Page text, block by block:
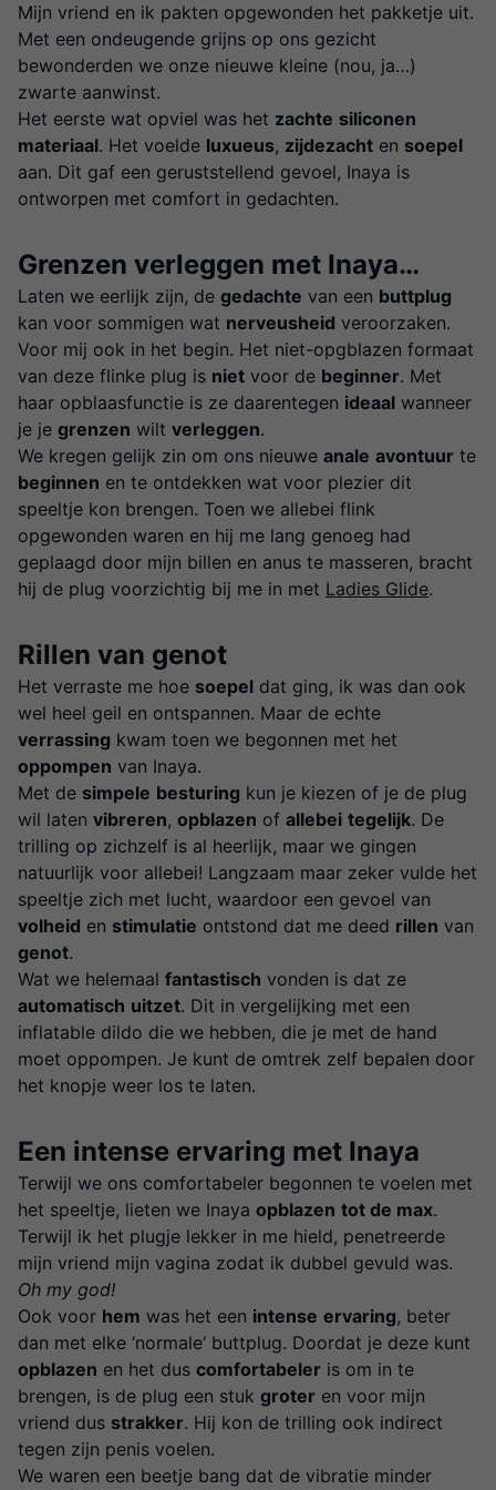
Mijn vriend en ik pakten opgewonden het pakketje uit.
Met een ondeugende grijns op ons gezicht
bewonderden we onze nieuwe kleine (nou, ja…)
zwarte aanwinst.
Het eerste wat opviel was het zachte siliconen
materiaal. Het voelde luxueus, zijdezacht en soepel
aan. Dit gaf een geruststellend gevoel, Inaya is
ontworpen met comfort in gedachten.
Grenzen verleggen met Inaya…
Laten we eerlijk zijn, de gedachte van een buttplug
kan voor sommigen wat nerveusheid veroorzaken.
Voor mij ook in het begin. Het niet-opgblazen formaat
van deze flinke plug is niet voor de beginner. Met
haar opblaasfunctie is ze daarentegen ideaal wanneer
je je grenzen wilt verleggen.
We kregen gelijk zin om ons nieuwe anale avontuur te
beginnen en te ontdekken wat voor plezier dit
speeltje kon brengen. Toen we allebei flink
opgewonden waren en hij me lang genoeg had
geplaagd door mijn billen en anus te masseren, bracht
hij de plug voorzichtig bij me in met Ladies Glide.
Rillen van genot
Het verraste me hoe soepel dat ging, ik was dan ook
wel heel geil en ontspannen. Maar de echte
verrassing kwam toen we begonnen met het
oppompen van Inaya.
Met de simpele besturing kun je kiezen of je de plug
wil laten vibreren, opblazen of allebei tegelijk. De
trilling op zichzelf is al heerlijk, maar we gingen
natuurlijk voor allebei! Langzaam maar zeker vulde het
speeltje zich met lucht, waardoor een gevoel van
volheid en stimulatie ontstond dat me deed rillen van
genot.
Wat we helemaal fantastisch vonden is dat ze
automatisch uitzet. Dit in vergelijking met een
inflatable dildo die we hebben, die je met de hand
moet oppompen. Je kunt de omtrek zelf bepalen door
het knopje weer los te laten.
Een intense ervaring met Inaya
Terwijl we ons comfortabeler begonnen te voelen met
het speeltje, lieten we Inaya opblazen tot de max.
Terwijl ik het plugje lekker in me hield, penetreerde
mijn vriend mijn vagina zodat ik dubbel gevuld was.
Oh my god!
Ook voor hem was het een intense ervaring, beter
dan met elke ‘normale’ buttplug. Doordat je deze kunt
opblazen en het dus comfortabeler is om in te
brengen, is de plug een stuk groter en voor mijn
vriend dus strakker. Hij kon de trilling ook indirect
tegen zijn penis voelen.
We waren een beetje bang dat de vibratie minder